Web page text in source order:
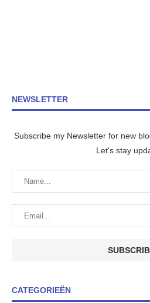
NEWSLETTER
Subscribe my Newsletter for new
Let's stay
CATEGORIEËN